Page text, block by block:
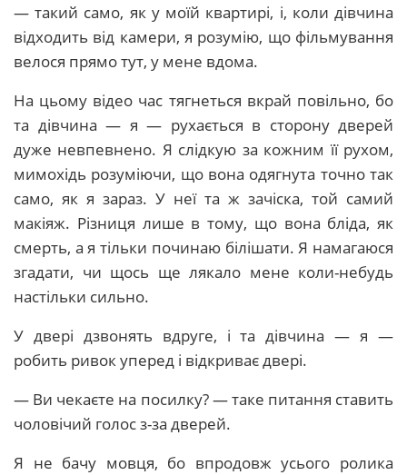
— такий само, як у моїй квартирі, і, коли дівчина
відходить від камери, я розумію, що фільмування
велося прямо тут, у мене вдома.
На цьому відео час тягнеться вкрай повільно, бо
та дівчина — я — рухається в сторону дверей
дуже невпевнено. Я слідкую за кожним її рухом,
мимохідь розуміючи, що вона одягнута точно так
само, як я зараз. У неї та ж зачіска, той самий
макіяж. Різниця лише в тому, що вона бліда, як
смерть, а я тільки починаю білішати. Я намагаюся
згадати, чи щось ще лякало мене коли-небудь
настільки сильно.
У двері дзвонять вдруге, і та дівчина — я —
робить ривок уперед і відкриває двері.
— Ви чекаєте на посилку? — таке питання ставить
чоловічий голос з-за дверей.
Я не бачу мовця, бо впродовж усього ролика